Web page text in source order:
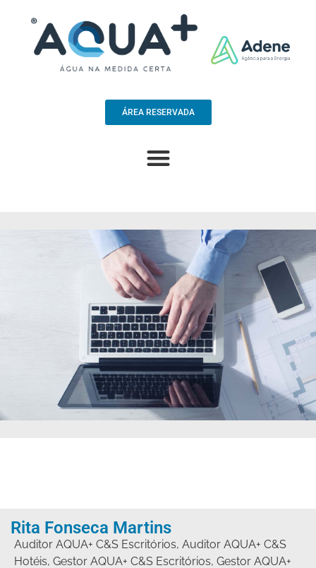
ÁREA RESERVADA
Rita Fonseca Martins
Auditor AQUA+ C&S Escritórios, Auditor AQUA+ C&S
Hotéis, Gestor AQUA+ C&S Escritórios, Gestor AQUA+